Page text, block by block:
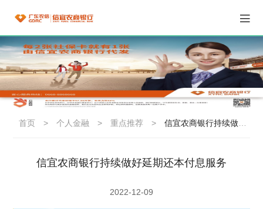
首页 > 个人金融 > 重点推荐 > 信宜农商银行持续做好延期还本付息服务
信宜农商银行持续做好延期还本付息服务
2022-12-09